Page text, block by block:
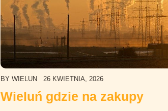
BY WIELUN 26 KWIETNIA, 2026
Wieluń gdzie na zakupy